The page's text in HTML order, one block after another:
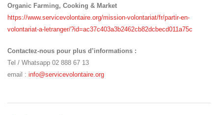
Organic Farming, Cooking & Market
https://www.servicevolontaire.org/mission-volontariat/fr/partir-en-
volontariat-a-letranger/?id=ac37c403a3b2462cb82dcbecd011a75c
Contactez-nous pour plus d’informations :
Tel / Whatsapp 02 888 67 13
email : info@servicevolontaire.org